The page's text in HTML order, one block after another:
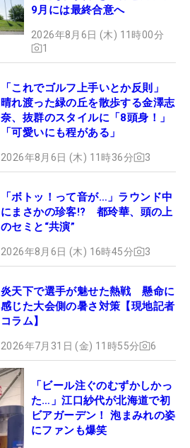
9月には最終合意へ
2026年8月6日 (木) 11時00分
1
「これでゴルフ上手いとか反則」
晴れ渡った緑の丘を散歩する金澤志
奈、抜群のスタイルに「8頭身！」
「可愛いにも程がある」
2026年8月6日 (木) 11時36分 3
「ボトッ！って音が…」ラウンド中
にまさかの珍客!? 都玲華、頭の上
のセミと“共演”
2026年8月6日 (木) 16時45分 3
炎天下で選手が魅せた熱戦 懸命に
感じた大会側の暑さ対策【現地記者
コラム】
2026年7月31日 (金) 11時55分 6
「ビール注ぐのむずかしかっ
た…」江口紗代が北海道で初
ビアガーデン！ 泡まみれの姿
にファンも爆笑